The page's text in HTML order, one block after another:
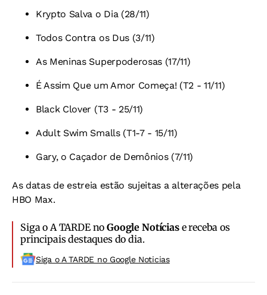
Krypto Salva o Dia (28/11)
Todos Contra os Dus (3/11)
As Meninas Superpoderosas (17/11)
É Assim Que um Amor Começa! (T2 - 11/11)
Black Clover (T3 - 25/11)
Adult Swim Smalls (T1-7 - 15/11)
Gary, o Caçador de Demônios (7/11)
As datas de estreia estão sujeitas a alterações pela
HBO Max.
Siga o A TARDE noGoogle Notíciase receba os
principais destaques do dia.
Siga o A TARDE no Google Noticias